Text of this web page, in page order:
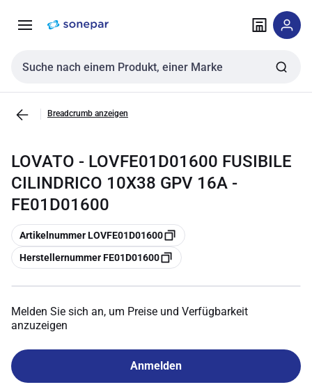
NavigationInhalt
Sucheingabe
Breadcrumb anzeigen
LOVATO - LOVFE01D01600 FUSIBILE
CILINDRICO 10X38 GPV 16A -
FE01D01600
Kopieren
Artikelnummer LOVFE01D01600
Kopieren
Herstellernummer FE01D01600
Melden Sie sich an, um Preise und Verfügbarkeit
anzuzeigen
Anmelden